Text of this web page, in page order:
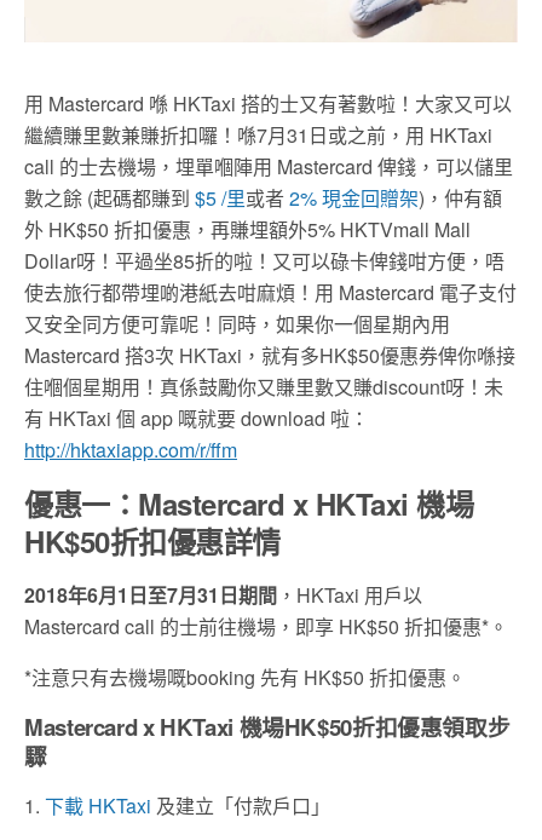
用 Mastercard 喺 HKTaxi 搭的士又有著數啦！大家又可以
繼續賺里數兼賺折扣囉！喺7月31日或之前，用 HKTaxi
call 的士去機場，埋單嗰陣用 Mastercard 俾錢，可以儲里
數之餘 (起碼都賺到 $5 /里或者2%現金回贈架)，仲有額
外 HK$50 折扣優惠，再賺埋額外5% HKTVmall Mall
Dollar呀！平過坐85折的啦！又可以碌卡俾錢咁方便，唔
使去旅行都帶埋啲港紙去咁麻煩！用 Mastercard 電子支付
又安全同方便可靠呢！同時，如果你一個星期內用
Mastercard 搭3次 HKTaxi，就有多HK$50優惠券俾你喺接
住嗰個星期用！真係鼓勵你又賺里數又賺discount呀！未
有 HKTaxi 個 app 嘅就要 download 啦：
http://hktaxiapp.com/r/ffm
優惠一：Mastercard x HKTaxi 機場
HK$50折扣優惠詳情
2018年6月1 日至7月31日期間 ，HKTaxi 用戶以
Mastercard call 的士前往機場，即享 HK$50 折扣優惠*。
*注意只有去機場嘅booking 先有 HK$50 折扣優惠。
Mastercard x HKTaxi 機場HK$50折扣優惠領取步
驟
1. 下載 HKTaxi 及建立「付款戶口」